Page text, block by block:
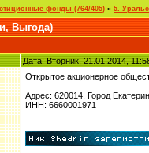
фонды (764/405) » 5.
Выгода)
Дата: Вторник, 21.01.2014,
Открытое акционерное
Адрес: 620014, Город
ИНН: 6660001971